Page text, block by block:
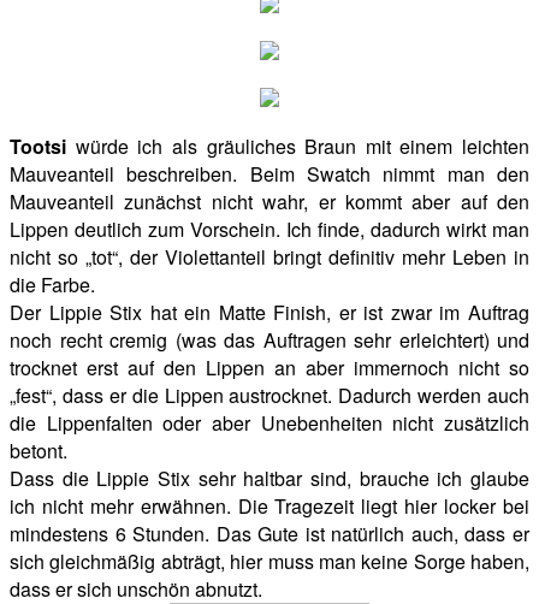
Tootsi würde ich als gräuliches Braun mit einem leichten
Mauveanteil beschreiben. Beim Swatch nimmt man den
Mauveanteil zunächst nicht wahr, er kommt aber auf den
Lippen deutlich zum Vorschein. Ich finde, dadurch wirkt man
nicht so „tot“, der Violettanteil bringt definitiv mehr Leben in
die Farbe.
Der Lippie Stix hat ein Matte Finish, er ist zwar im Auftrag
noch recht cremig (was das Auftragen sehr erleichtert) und
trocknet erst auf den Lippen an aber immernoch nicht so
„fest“, dass er die Lippen austrocknet. Dadurch werden auch
die Lippenfalten oder aber Unebenheiten nicht zusätzlich
betont.
Dass die Lippie Stix sehr haltbar sind, brauche ich glaube
ich nicht mehr erwähnen. Die Tragezeit liegt hier locker bei
mindestens 6 Stunden. Das Gute ist natürlich auch, dass er
sich gleichmäßig abträgt, hier muss man keine Sorge haben,
dass er sich unschön abnutzt.